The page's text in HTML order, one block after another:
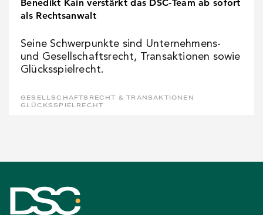
Benedikt Kain verstärkt das DSC-Team ab sofort
als Rechtsanwalt
Seine Schwerpunkte sind Unternehmens-
und Gesellschaftsrecht, Transaktionen sowie
Glücksspielrecht.
GESELLSCHAFTSRECHT & TRANSAKTIONEN
GLÜCKSSPIELRECHT